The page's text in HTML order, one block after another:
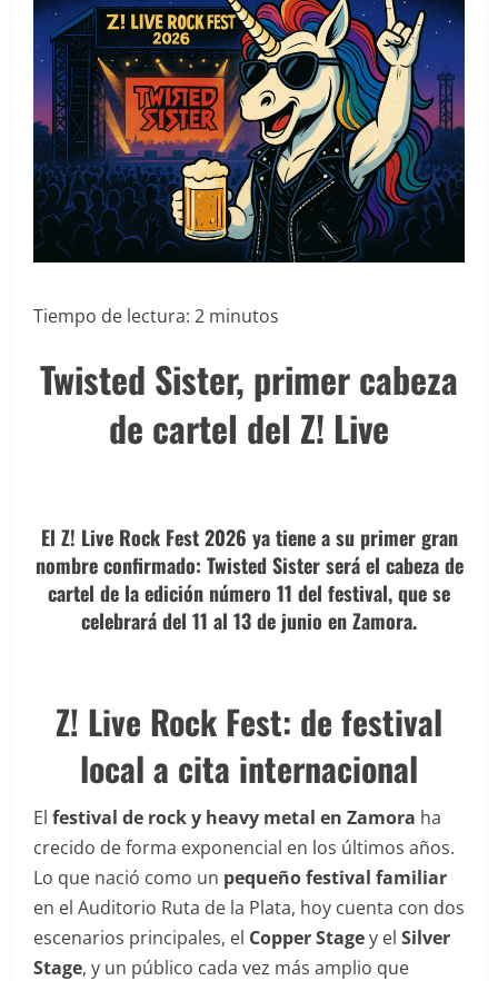
Tiempo de lectura: 2 minutos
Twisted Sister, primer cabeza
de cartel del Z! Live
El Z! Live Rock Fest 2026 ya tiene a su primer gran
nombre confirmado: Twisted Sisterserá el cabeza de
cartel de la edición número 11 del festival, que se
celebrará del 11 al 13 de junio en Zamora.
Z! Live Rock Fest: de festival
local a cita internacional
El festival de rock y heavy metal en Zamora ha
crecido de forma exponencial en los últimos años.
Lo que nació como un pequeño festival familiar
en el Auditorio Ruta de la Plata, hoy cuenta con dos
escenarios principales, el Copper Stagey el Silver
Stage, y un público cada vez más amplio que